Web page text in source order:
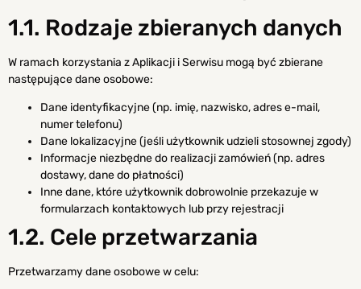
1.1. Rodzaje zbieranych danych
W ramach korzystania z Aplikacji i Serwisu mogą być zbierane
następujące dane osobowe:
Dane identyfikacyjne (np. imię, nazwisko, adres e-mail,
numer telefonu)
Dane lokalizacyjne (jeśli użytkownik udzieli stosownej zgody)
Informacje niezbędne do realizacji zamówień (np. adres
dostawy, dane do płatności)
Inne dane, które użytkownik dobrowolnie przekazuje w
formularzach kontaktowych lub przy rejestracji
1.2. Cele przetwarzania
Przetwarzamy dane osobowe w celu: